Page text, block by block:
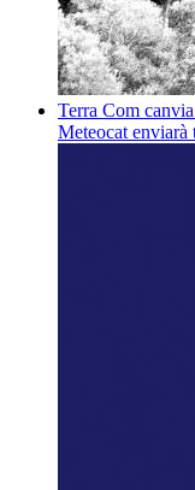
Terra Com
Meteocat enviarà